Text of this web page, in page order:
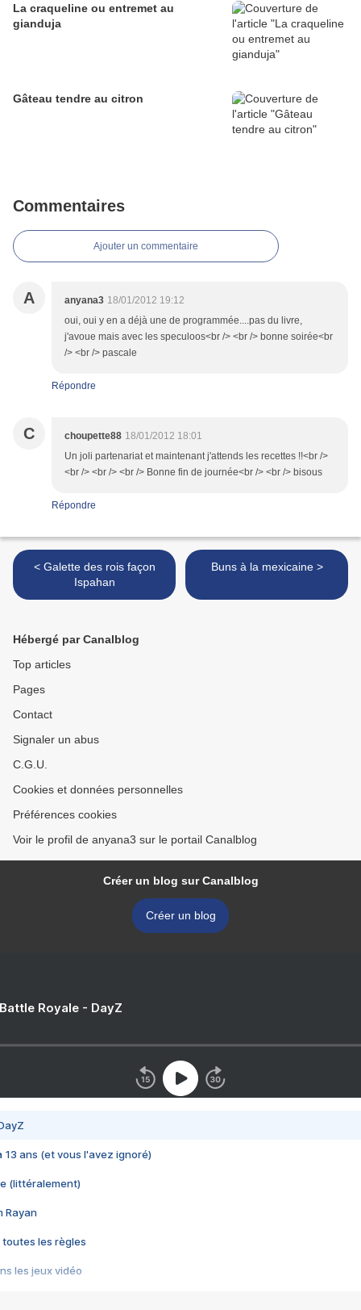
La craqueline ou entremet au
gianduja
Gâteau tendre au citron
Commentaires
Ajouter un commentaire
A anyana3 18/01/2012 19:12
oui, oui y en a déjà une de programmée....pas du livre,
j'avoue mais avec les speculoos<br /> <br /> bonne soirée<br
/> <br /> pascale
Répondre
C choupette88 18/01/2012 18:01
Un joli partenariat et maintenant j'attends les recettes !!<br />
<br /> <br /> <br /> Bonne fin de journée<br /> <br /> bisous
Répondre
< Galette des rois façon
Ispahan
Buns à la mexicaine >
Hébergé par Canalblog
Top articles
Pages
Contact
Signaler un abus
C.G.U.
Cookies et données personnelles
Préférences cookies
Voir le profil de anyana3 sur le portail Canalblog
Créer un blog sur Canalblog
Créer un blog
Royale - DayZ
13 ans (et vous l'avez ignoré)
(littéralement)
Rayan
toutes les règles
les jeux vidéo